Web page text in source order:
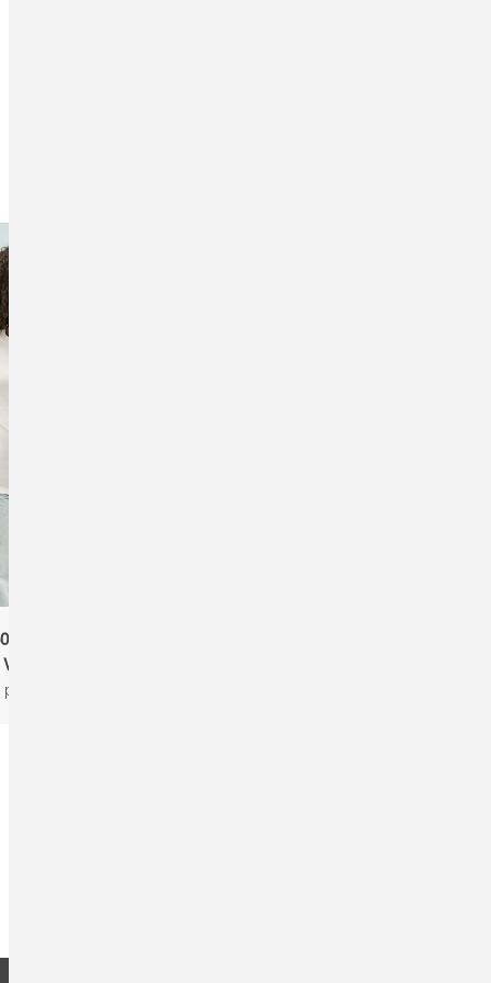
SOL'S Imperial
WOMEN
products